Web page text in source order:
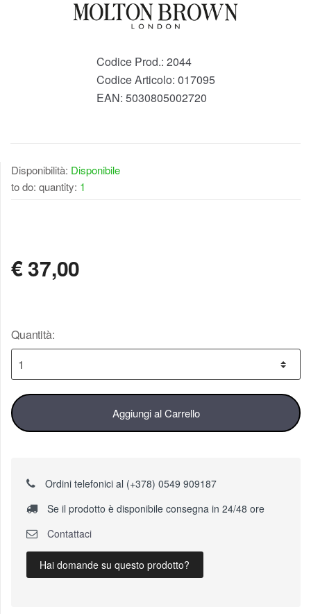
Codice Prod.: 2044
Codice Articolo: 017095
EAN: 5030805002720
Disponibilità: Disponibile
to do: quantity: 1
€37,00
Quantità:
Aggiungi al Carrello
Ordini telefonici al (+378) 0549 909187
Se il prodotto è disponibile consegna in 24/48 ore
Contattaci
Hai domande su questo prodotto?